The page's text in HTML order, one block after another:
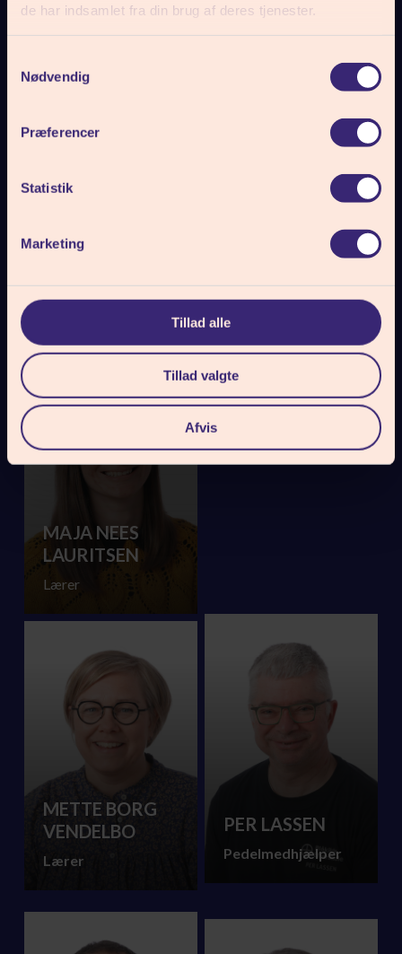
de har indsamlet fra din brug af deres tjenester.
Nødvendig
Præferencer
Statistik
Marketing
Tillad alle
Tillad valgte
Afvis
Lærer
SØRENSEN
BRUNSGAARD
KRISTENSEN
Lærer
MAJA NEES
LAURITSEN
Lærer
METTE BORG
VENDELBO
Lærer
PER LASSEN
Pedelmedhjælper